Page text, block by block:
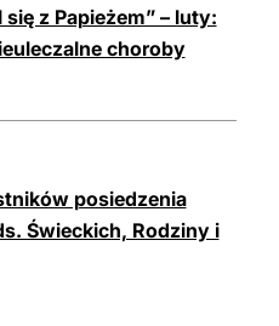
się z Papieżem” – luty:
choroby
posiedzenia
Świeckich, Rodziny i